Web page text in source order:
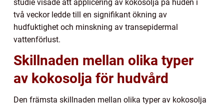
studie visade att applicering av kokosolja på huden i
två veckor ledde till en signifikant ökning av
hudfuktighet och minskning av transepidermal
vattenförlust.
Skillnaden mellan olika typer
av kokosolja för hudvård
Den främsta skillnaden mellan olika typer av kokosolja